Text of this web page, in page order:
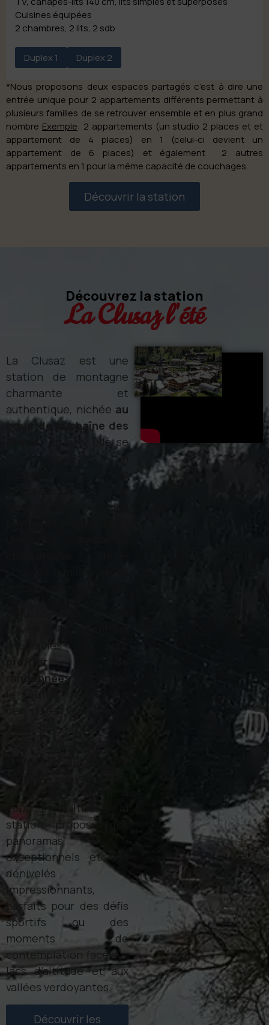
Cuisines équipées
2 chambres, 2 lits, 2 sdb
Duplex 1 Duplex 2
*Nous proposons deux espaces partagés c’est à dire une
entrée unique pour 2 appartements différents permettant à
plusieurs familles de se retrouver ensemble et en plus grand
nombre Exemple: 2 appartements (un studio 2 places et et
appartement de 4 places) en 1 (celui-ci devient un
appartement de 6 places) et également 2 autres
appartements en 1 pour la même capacité de couchages.
Découvrir la station
Découvrez la station
La Clusaz l'été
La Clusaz est une
station de montagne
charmante et
authentique, nichée au
cœur de la chaîne des
Aravis.
En été, elle se
transforme en un
amoureux de nature et
d’aventures, offrant des
suivez les sentiers
ensoleillés pour
profiter de
randonnées à couper
des pistes adaptées à
tous les niveaux, ou
encore de balades à
alpages. Avec des
sommets culminant à
2600 m d’altitude, la
station propose des
panoramas
exceptionnels et des
dénivelés
impressionnants,
parfaits pour des défis
sportifs ou des
moments de
contemplation face aux
lacs d’altitude et aux
vallées verdoyantes.
Découvrir les